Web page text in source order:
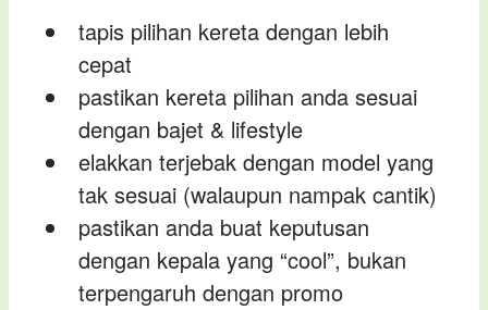
tapis pilihan kereta dengan lebih
cepat
pastikan kereta pilihan anda sesuai
dengan bajet & lifestyle
elakkan terjebak dengan model yang
tak sesuai (walaupun nampak cantik)
pastikan anda buat keputusan
dengan kepala yang “cool”, bukan
terpengaruh dengan promo